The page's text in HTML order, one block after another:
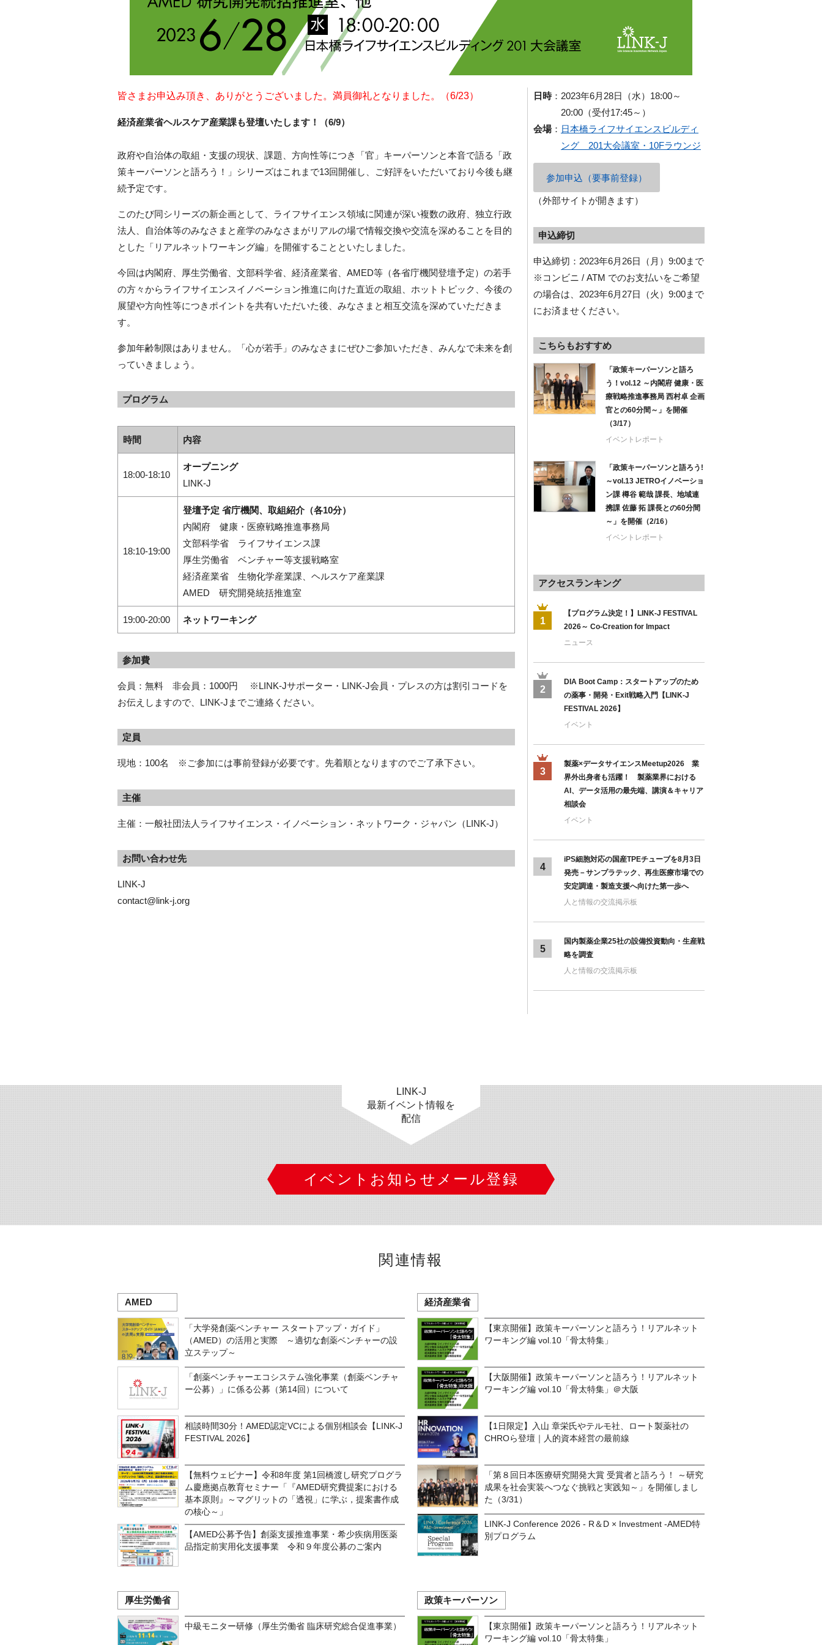
皆さまお申込み頂き、ありがとうございました。満員御礼となりました。（6/23）
経済産業省ヘルスケア産業課も登壇いたします！（6/9）
政府や自治体の取組・支援の現状、課題、方向性等につき「官」キーパーソンと本音で語る「政
策キーパーソンと語ろう！」シリーズはこれまで13回開催し、ご好評をいただいており今後も継
続予定です。
このたび同シリーズの新企画として、ライフサイエンス領域に関連が深い複数の政府、独立行政
法人、自治体等のみなさまと産学のみなさまがリアルの場で情報交換や交流を深めることを目的
とした「リアルネットワーキング編」を開催することといたしました。
今回は内閣府、厚生労働省、文部科学省、経済産業省、AMED等（各省庁機関登壇予定）の若手
の方々からライフサイエンスイノベーション推進に向けた直近の取組、ホットトピック、今後の
展望や方向性等につきポイントを共有いただいた後、みなさまと相互交流を深めていただきま
す。
参加年齢制限はありません。「心が若手」のみなさまにぜひご参加いただき、みんなで未来を創
っていきましょう。
プログラム
時間 内容
18:00-18:10
オープニング
LINK-J
18:10-19:00
登壇予定 省庁機関、取組紹介（各10分）
内閣府 健康・医療戦略推進事務局
文部科学省 ライフサイエンス課
厚生労働省 ベンチャー等支援戦略室
経済産業省 生物化学産業課、ヘルスケア産業課
AMED 研究開発統括推進室
19:00-20:00 ネットワーキング
参加費
会員：無料 非会員：1000円 ※LINK-Jサポーター・LINK-J会員・プレスの方は割引コードを
お伝えしますので、LINK-Jまでご連絡ください。
定員
現地：100名 ※ご参加には事前登録が必要です。先着順となりますのでご了承下さい。
主催
主催：一般社団法人ライフサイエンス・イノベーション・ネットワーク・ジャパン（LINK-J）
お問い合わせ先
LINK-J
contact@link-j.org
日時： 2023年6月28日（水）18:00～
20:00（受付17:45～）
会場： 日本橋ライフサイエンスビルディ
ング 201大会議室・10Fラウンジ
参加申込（要事前登録）
（外部サイトが開きます）
申込締切
申込締切：2023年6月26日（月）9:00まで
※コンビニ / ATM でのお支払いをご希望
の場合は、2023年6月27日（火）9:00まで
にお済ませください。
こちらもおすすめ
「政策キーパーソンと語ろ
う！vol.12 ～内閣府 健康・医
療戦略推進事務局 西村卓 企画
官との60分間～」を開催
（3/17）
イベントレポート
「政策キーパーソンと語ろう!
～vol.13 JETROイノベーショ
ン課 樽谷 範哉 課長、地域連
携課 佐藤 拓 課長との60分間
～」を開催（2/16）
イベントレポート
アクセスランキング
1
【プログラム決定！】LINK-J FESTIVAL
2026～ Co-Creation for Impact
ニュース
2
DIA Boot Camp：スタートアップのため
の薬事・開発・Exit戦略入門【LINK-J
FESTIVAL 2026】
イベント
3
製薬×データサイエンスMeetup2026 業
界外出身者も活躍！ 製薬業界における
AI、データ活用の最先端、講演＆キャリア
相談会
イベント
4
iPS細胞対応の国産TPEチューブを8月3日
発売－サンプラテック、再生医療市場での
安定調達・製造支援へ向けた第一歩へ
人と情報の交流掲示板
5
国内製薬企業25社の設備投資動向・生産戦
略を調査
人と情報の交流掲示板
LINK-J
最新イベント情報を
配信
イベントお知らせメール登録
関連情報
AMED
「大学発創薬ベンチャー スタートアップ・ガイド」
（AMED）の活用と実際 ～適切な創薬ベンチャーの設
立ステップ～
「創薬ベンチャーエコシステム強化事業（創薬ベンチャ
ー公募）」に係る公募（第14回）について
相談時間30分！AMED認定VCによる個別相談会【LINK-J
FESTIVAL 2026】
【無料ウェビナー】令和8年度 第1回橋渡し研究プログラ
ム慶應拠点教育セミナー「『AMED研究費提案における
基本原則』～マグリットの「透視」に学ぶ，提案書作成
の核心～」
【AMED公募予告】創薬支援推進事業・希少疾病用医薬
品指定前実用化支援事業 令和９年度公募のご案内
経済産業省
【東京開催】政策キーパーソンと語ろう！リアルネット
ワーキング編 vol.10「骨太特集」
【大阪開催】政策キーパーソンと語ろう！リアルネット
ワーキング編 vol.10「骨太特集」＠大阪
【1日限定】入山 章栄氏やテルモ社、ロート製薬社の
CHROら登壇｜人的資本経営の最前線
「第８回日本医療研究開発大賞 受賞者と語ろう！ ～研究
成果を社会実装へつなぐ挑戦と実践知～」を開催しまし
た（3/31）
LINK-J Conference 2026 - R＆D × Investment -AMED特
別プログラム
厚生労働省
中級モニター研修（厚生労働省 臨床研究総合促進事業）
政策キーパーソン
【東京開催】政策キーパーソンと語ろう！リアルネット
ワーキング編 vol.10「骨太特集」